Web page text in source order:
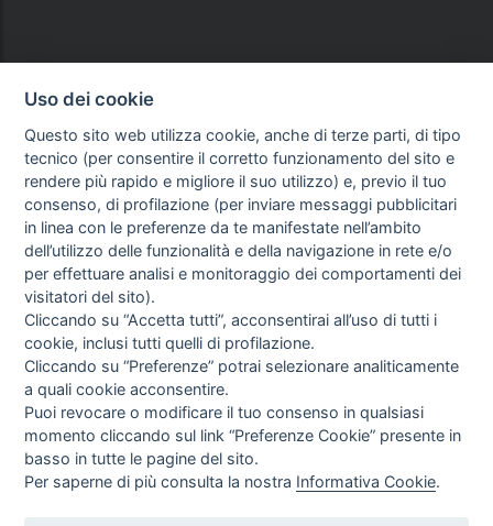
Uso dei cookie
Questo sito web utilizza cookie, anche di terze parti, di tipo
tecnico (per consentire il corretto funzionamento del sito e
rendere più rapido e migliore il suo utilizzo) e, previo il tuo
consenso, di profilazione (per inviare messaggi pubblicitari
in linea con le preferenze da te manifestate nell’ambito
dell’utilizzo delle funzionalità e della navigazione in rete e/o
per effettuare analisi e monitoraggio dei comportamenti dei
visitatori del sito).
Cliccando su “Accetta tutti”, acconsentirai all’uso di tutti i
cookie, inclusi tutti quelli di profilazione.
Cliccando su “Preferenze” potrai selezionare analiticamente
a quali cookie acconsentire.
Puoi revocare o modificare il tuo consenso in qualsiasi
momento cliccando sul link “Preferenze Cookie” presente in
basso in tutte le pagine del sito.
Per saperne di più consulta la nostra Informativa Cookie.